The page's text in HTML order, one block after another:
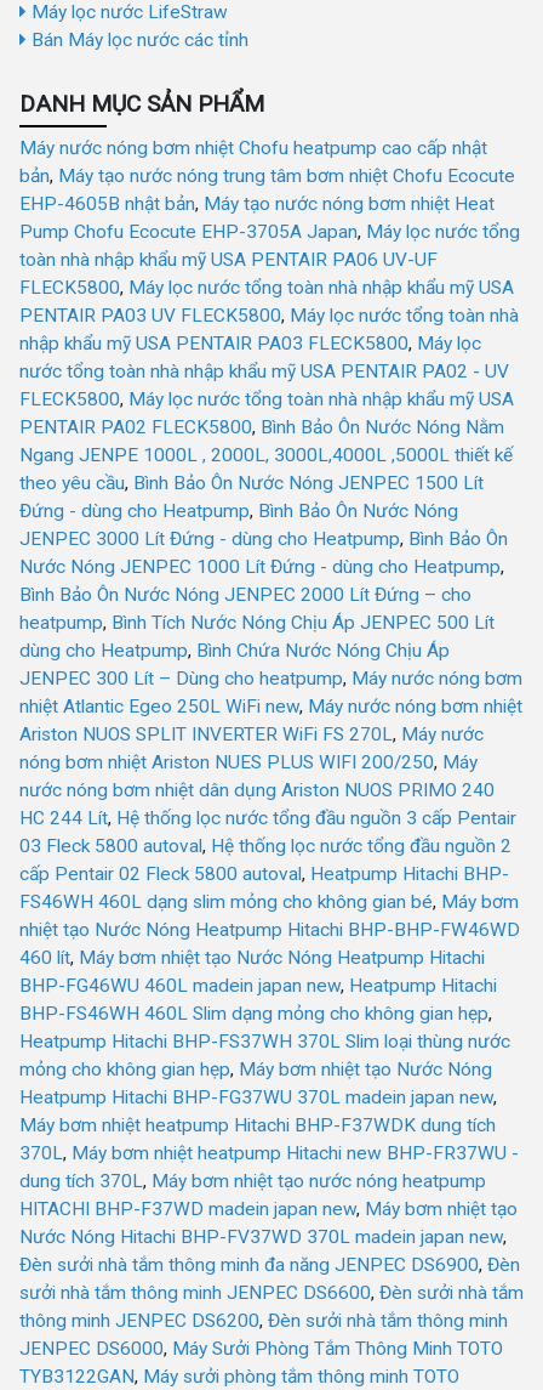
Máy lọc nước LifeStraw
Bán Máy lọc nước các tỉnh
DANH MỤC SẢN PHẨM
Máy nước nóng bơm nhiệt Chofu heatpump cao cấp nhật
bản, Máy tạo nước nóng trung tâm bơm nhiệt Chofu Ecocute
EHP-4605B nhật bản, Máy tạo nước nóng bơm nhiệt Heat
Pump Chofu Ecocute EHP-3705A Japan, Máy lọc nước tổng
toàn nhà nhập khẩu mỹ USA PENTAIR PA06 UV-UF
FLECK5800, Máy lọc nước tổng toàn nhà nhập khẩu mỹ USA
PENTAIR PA03 UV FLECK5800, Máy lọc nước tổng toàn nhà
nhập khẩu mỹ USA PENTAIR PA03 FLECK5800, Máy lọc
nước tổng toàn nhà nhập khẩu mỹ USA PENTAIR PA02 - UV
FLECK5800, Máy lọc nước tổng toàn nhà nhập khẩu mỹ USA
PENTAIR PA02 FLECK5800, Bình Bảo Ôn Nước Nóng Nằm
Ngang JENPE 1000L , 2000L, 3000L,4000L ,5000L thiết kế
theo yêu cầu, Bình Bảo Ôn Nước Nóng JENPEC 1500 Lít
Đứng - dùng cho Heatpump, Bình Bảo Ôn Nước Nóng
JENPEC 3000 Lít Đứng - dùng cho Heatpump, Bình Bảo Ôn
Nước Nóng JENPEC 1000 Lít Đứng - dùng cho Heatpump,
Bình Bảo Ôn Nước Nóng JENPEC 2000 Lít Đứng – cho
heatpump, Bình Tích Nước Nóng Chịu Áp JENPEC 500 Lít
dùng cho Heatpump, Bình Chứa Nước Nóng Chịu Áp
JENPEC 300 Lít – Dùng cho heatpump, Máy nước nóng bơm
nhiệt Atlantic Egeo 250L WiFi new, Máy nước nóng bơm nhiệt
Ariston NUOS SPLIT INVERTER WiFi FS 270L, Máy nước
nóng bơm nhiệt Ariston NUES PLUS WIFI 200/250, Máy
nước nóng bơm nhiệt dân dụng Ariston NUOS PRIMO 240
HC 244 Lít, Hệ thống lọc nước tổng đầu nguồn 3 cấp Pentair
03 Fleck 5800 autoval, Hệ thống lọc nước tổng đầu nguồn 2
cấp Pentair 02 Fleck 5800 autoval, Heatpump Hitachi BHP-
FS46WH 460L dạng slim mỏng cho không gian bé, Máy bơm
nhiệt tạo Nước Nóng Heatpump Hitachi BHP-BHP-FW46WD
460 lít, Máy bơm nhiệt tạo Nước Nóng Heatpump Hitachi
BHP-FG46WU 460L madein japan new, Heatpump Hitachi
BHP-FS46WH 460L Slim dạng mỏng cho không gian hẹp,
Heatpump Hitachi BHP-FS37WH 370L Slim loại thùng nước
mỏng cho không gian hẹp, Máy bơm nhiệt tạo Nước Nóng
Heatpump Hitachi BHP-FG37WU 370L madein japan new,
Máy bơm nhiệt heatpump Hitachi BHP-F37WDK dung tích
370L, Máy bơm nhiệt heatpump Hitachi new BHP-FR37WU -
dung tích 370L, Máy bơm nhiệt tạo nước nóng heatpump
HITACHI BHP-F37WD madein japan new, Máy bơm nhiệt tạo
Nước Nóng Hitachi BHP-FV37WD 370L madein japan new,
Đèn sưởi nhà tắm thông minh đa năng JENPEC DS6900, Đèn
sưởi nhà tắm thông minh JENPEC DS6600, Đèn sưởi nhà tắm
thông minh JENPEC DS6200, Đèn sưởi nhà tắm thông minh
JENPEC DS6000, Máy Sưởi Phòng Tắm Thông Minh TOTO
TYB3122GAN, Máy sưởi phòng tắm thông minh TOTO